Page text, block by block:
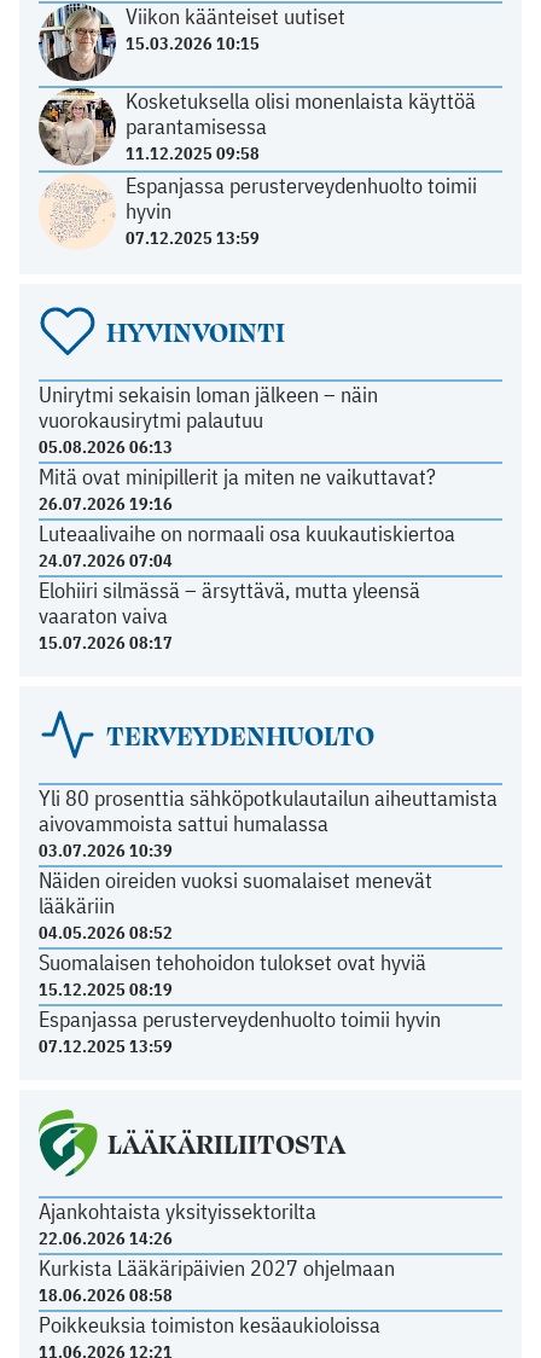
Viikon käänteiset uutiset
15.03.2026 10:15
Kosketuksella olisi monenlaista käyttöä
parantamisessa
11.12.2025 09:58
Espanjassa perusterveydenhuolto toimii
hyvin
07.12.2025 13:59
HYVINVOINTI
Unirytmi sekaisin loman jälkeen – näin
vuorokausirytmi palautuu
05.08.2026 06:13
Mitä ovat minipillerit ja miten ne vaikuttavat?
26.07.2026 19:16
Luteaalivaihe on normaali osa kuukautiskiertoa
24.07.2026 07:04
Elohiiri silmässä – ärsyttävä, mutta yleensä
vaaraton vaiva
15.07.2026 08:17
TERVEYDENHUOLTO
Yli 80 prosenttia sähköpotkulautailun aiheuttamista
aivovammoista sattui humalassa
03.07.2026 10:39
Näiden oireiden vuoksi suomalaiset menevät
lääkäriin
04.05.2026 08:52
Suomalaisen tehohoidon tulokset ovat hyviä
15.12.2025 08:19
Espanjassa perusterveydenhuolto toimii hyvin
07.12.2025 13:59
LÄÄKÄRILIITOSTA
Ajankohtaista yksityissektorilta
22.06.2026 14:26
Kurkista Lääkäripäivien 2027 ohjelmaan
18.06.2026 08:58
Poikkeuksia toimiston kesäaukioloissa
11.06.2026 12:21